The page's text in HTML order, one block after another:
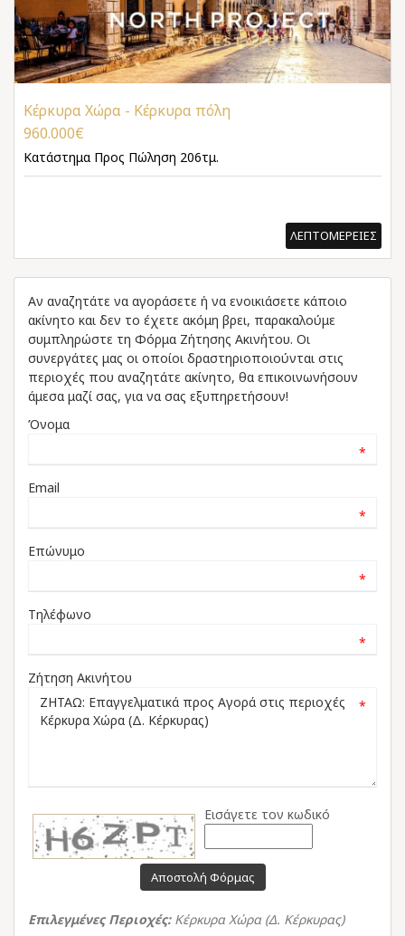
Κέρκυρα Χώρα - Κέρκυρα πόλη
960.000€
Κατάστημα Προς Πώληση 206τμ.
ΛΕΠΤΟΜΕΡΕΙΕΣ
Αν αναζητάτε να αγοράσετε ή να ενοικιάσετε κάποιο
ακίνητο και δεν το έχετε ακόμη βρει, παρακαλούμε
συμπληρώστε τη Φόρμα Ζήτησης Ακινήτου. Οι
συνεργάτες μας οι οποίοι δραστηριοποιούνται στις
περιοχές που αναζητάτε ακίνητο, θα επικοινωνήσουν
άμεσα μαζί σας, για να σας εξυπηρετήσουν!
Όνομα
*
Email
*
Επώνυμο
*
Τηλέφωνο
*
Ζήτηση Ακινήτου
*
Εισάγετε τον κωδικό
Αποστολή Φόρμας
Επιλεγμένες Περιοχές: Κέρκυρα Χώρα (Δ. Κέρκυρας)